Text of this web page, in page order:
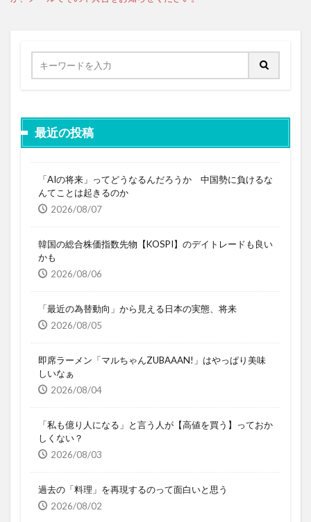
最近の投稿
「AIの将来」ってどうなるんだろうか 中国勢に負けるな
んてことは起きるのか
2026/08/07
韓国の総合株価指数先物【KOSPI】のデイトレードも良い
かも
2026/08/06
「最近の為替動向」から見える日本の実態、将来
2026/08/05
即席ラーメン「マルちゃんZUBAAAN!」はやっぱり美味
しいなぁ
2026/08/04
「私も億り人になる」と言う人が【高値を買う】っておか
しくない？
2026/08/03
過去の「料理」を再現するのって面白いと思う
2026/08/02